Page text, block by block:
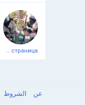
Официальная тестовая страница
عن الشروط